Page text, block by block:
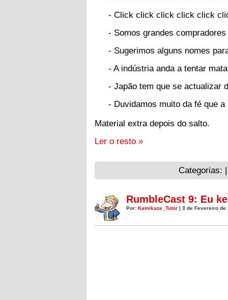
- Click click click click click
- Somos grandes
- Sugerimos alguns nomes
- A indústria anda a tentar
- Japão tem que se actualizar
- Duvidamos muito da fé que
Material extra depois do salto.
Ler o resto »
Categorias:
RumbleCast 9: Eu
Por: Kamikaze_Tutor | 3 de Fevereiro de